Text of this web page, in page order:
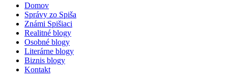
Domov
Správy zo Spiša
Známi Spišiaci
Realitné blogy
Osobné blogy
Literárne blogy
Biznis blogy
Kontakt